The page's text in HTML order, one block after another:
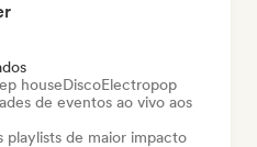
houseDiscoElectropop
de eventos ao vivo aos
playlists de maior impacto